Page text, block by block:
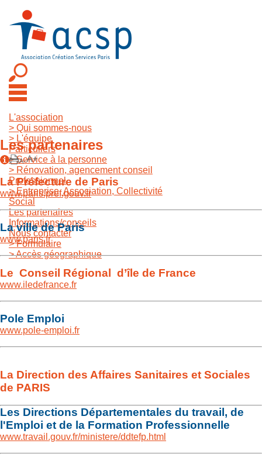
L'association
> Qui sommes-nous
> L'équipe
Particuliers
>Service à la personne
> Rénovation, agencement conseil
Professionnel
>Entreprise, Association, Collectivité
Social
Les partenaires
Informations/conseils
Nous contacter
>Formulaire
>Accès géographique
Les partenaires
La Préfecture de Paris
www.paris.pref.gouv.fr
La ville de Paris
www.paris.fr
Le Conseil Régional d’île de France
www.iledefrance.fr
Pole Emploi
www.pole-emploi.fr
La Direction des Affaires Sanitaires et Sociales
de PARIS
Les Directions Départementales du travail, de
l'Emploi et de la Formation Professionnelle
www.travail.gouv.fr/ministere/ddtefp.html